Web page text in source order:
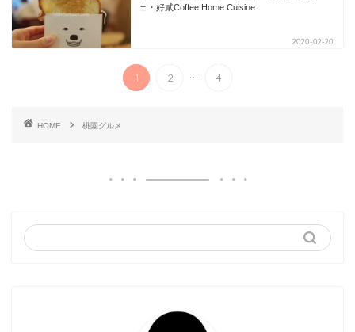
ェ・好貳Coffee Home Cuisine
2020-02-20
1 2 ... 4
HOME 桃園グルメ